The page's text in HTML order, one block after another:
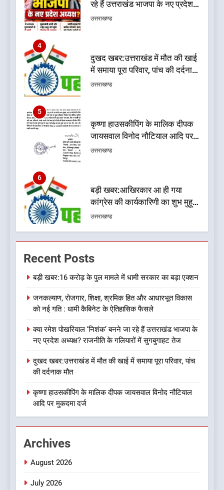
अध्यक्ष? राजनीति के गलियारों में
सुगबुगाहट तेज
उत्तराखण्ड
में समाया पूरा परिवार, पांच की दर्दनाक
मौत
उत्तराखण्ड
जायसवाल विनोद नौटियाल आदि पर
मुकदमा दर्ज
उत्तराखण्ड
कांग्रेस की कार्यकारिणी का शुभ मुहूर्त,
गोदियाल की टीम घोषित
उत्तराखण्ड
7
बड़ी खबर: मुख्यमंत्री पुष्कर सिंह धामी
को भाजपा ने दी नई जिम्मेदारी ,इन पूर्व
8
देखें वीडियो:कांग्रेस का 2027 के
चुनाव जीतने पर फोकस पूरा, लेकिन
संगठन अभी भी अधूरा, कार्यकारिणी
को लेकर क्या बोले गोदियाल
उत्तराखण्ड
1
धामी सरकार का बड़ा एक्शन
Recent Posts
बड़ी खबर:16 करोड़ के पुल मामले में धामी सरकार का बड़ा एक्शन
जनकल्याण, रोजगार, शिक्षा, श्रमिक हित और आधारभूत विकास
को नई गति : धामी कैबिनेट के ऐतिहासिक फैसले
क्या रमेश पोखरियाल ‘निशंक’ बनने जा रहे हैं उत्तराखंड भाजपा के
नए प्रदेश अध्यक्ष? राजनीति के गलियारों में सुगबुगाहट तेज
दुखद खबर:उत्तराखंड में मौत की खाई में समाया पूरा परिवार, पांच
की दर्दनाक मौत
कृष्णा हाउसकीपिंग के मालिक दीपक जायसवाल विनोद नौटियाल
आदि पर मुकदमा दर्ज
Archives
August 2026
July 2026